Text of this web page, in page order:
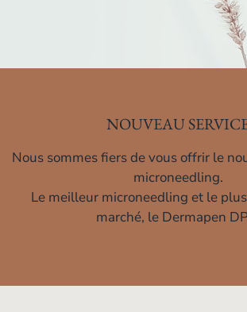
NOUVEAU
Nous sommes fiers de vous offrir le
microneedling.
Le meilleur microneedling et le
marché, le Dermapen